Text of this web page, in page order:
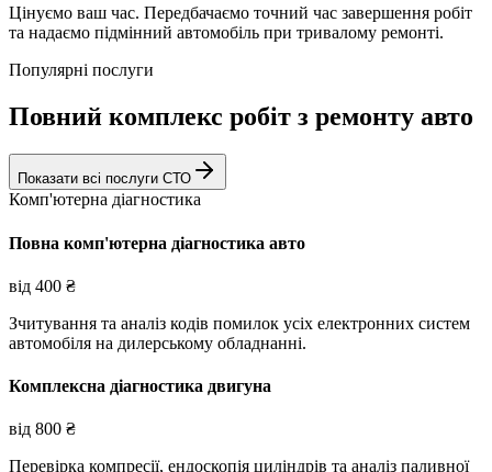
Цінуємо ваш час. Передбачаємо точний час завершення робіт
та надаємо підмінний автомобіль при тривалому ремонті.
Популярні послуги
Повний комплекс робіт з ремонту авто
Показати всі послуги СТО
Комп'ютерна діагностика
Повна комп'ютерна діагностика авто
від 400 ₴
Зчитування та аналіз кодів помилок усіх електронних систем
автомобіля на дилерському обладнанні.
Комплексна діагностика двигуна
від 800 ₴
Перевірка компресії, ендоскопія циліндрів та аналіз паливної